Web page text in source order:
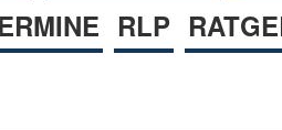
RLP